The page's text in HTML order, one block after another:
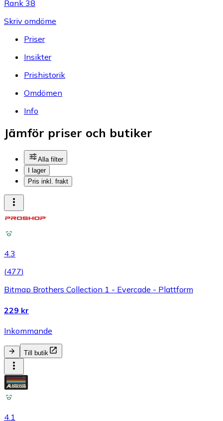
Rank 38
Skriv omdöme
Priser
Insikter
Prishistorik
Omdömen
Info
Jämför priser och butiker
Alla filter
I lager
Pris inkl. frakt
4.3
(477)
Bitmap Brothers Collection 1 - Evercade - Plattform
229 kr
Inkommande
Till butik
4.1